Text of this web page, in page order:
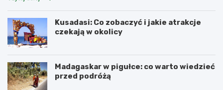
Kusadasi: Co zobaczyć i jakie atrakcje
czekają w okolicy
Madagaskar w pigułce: co warto wiedzieć
przed podróżą